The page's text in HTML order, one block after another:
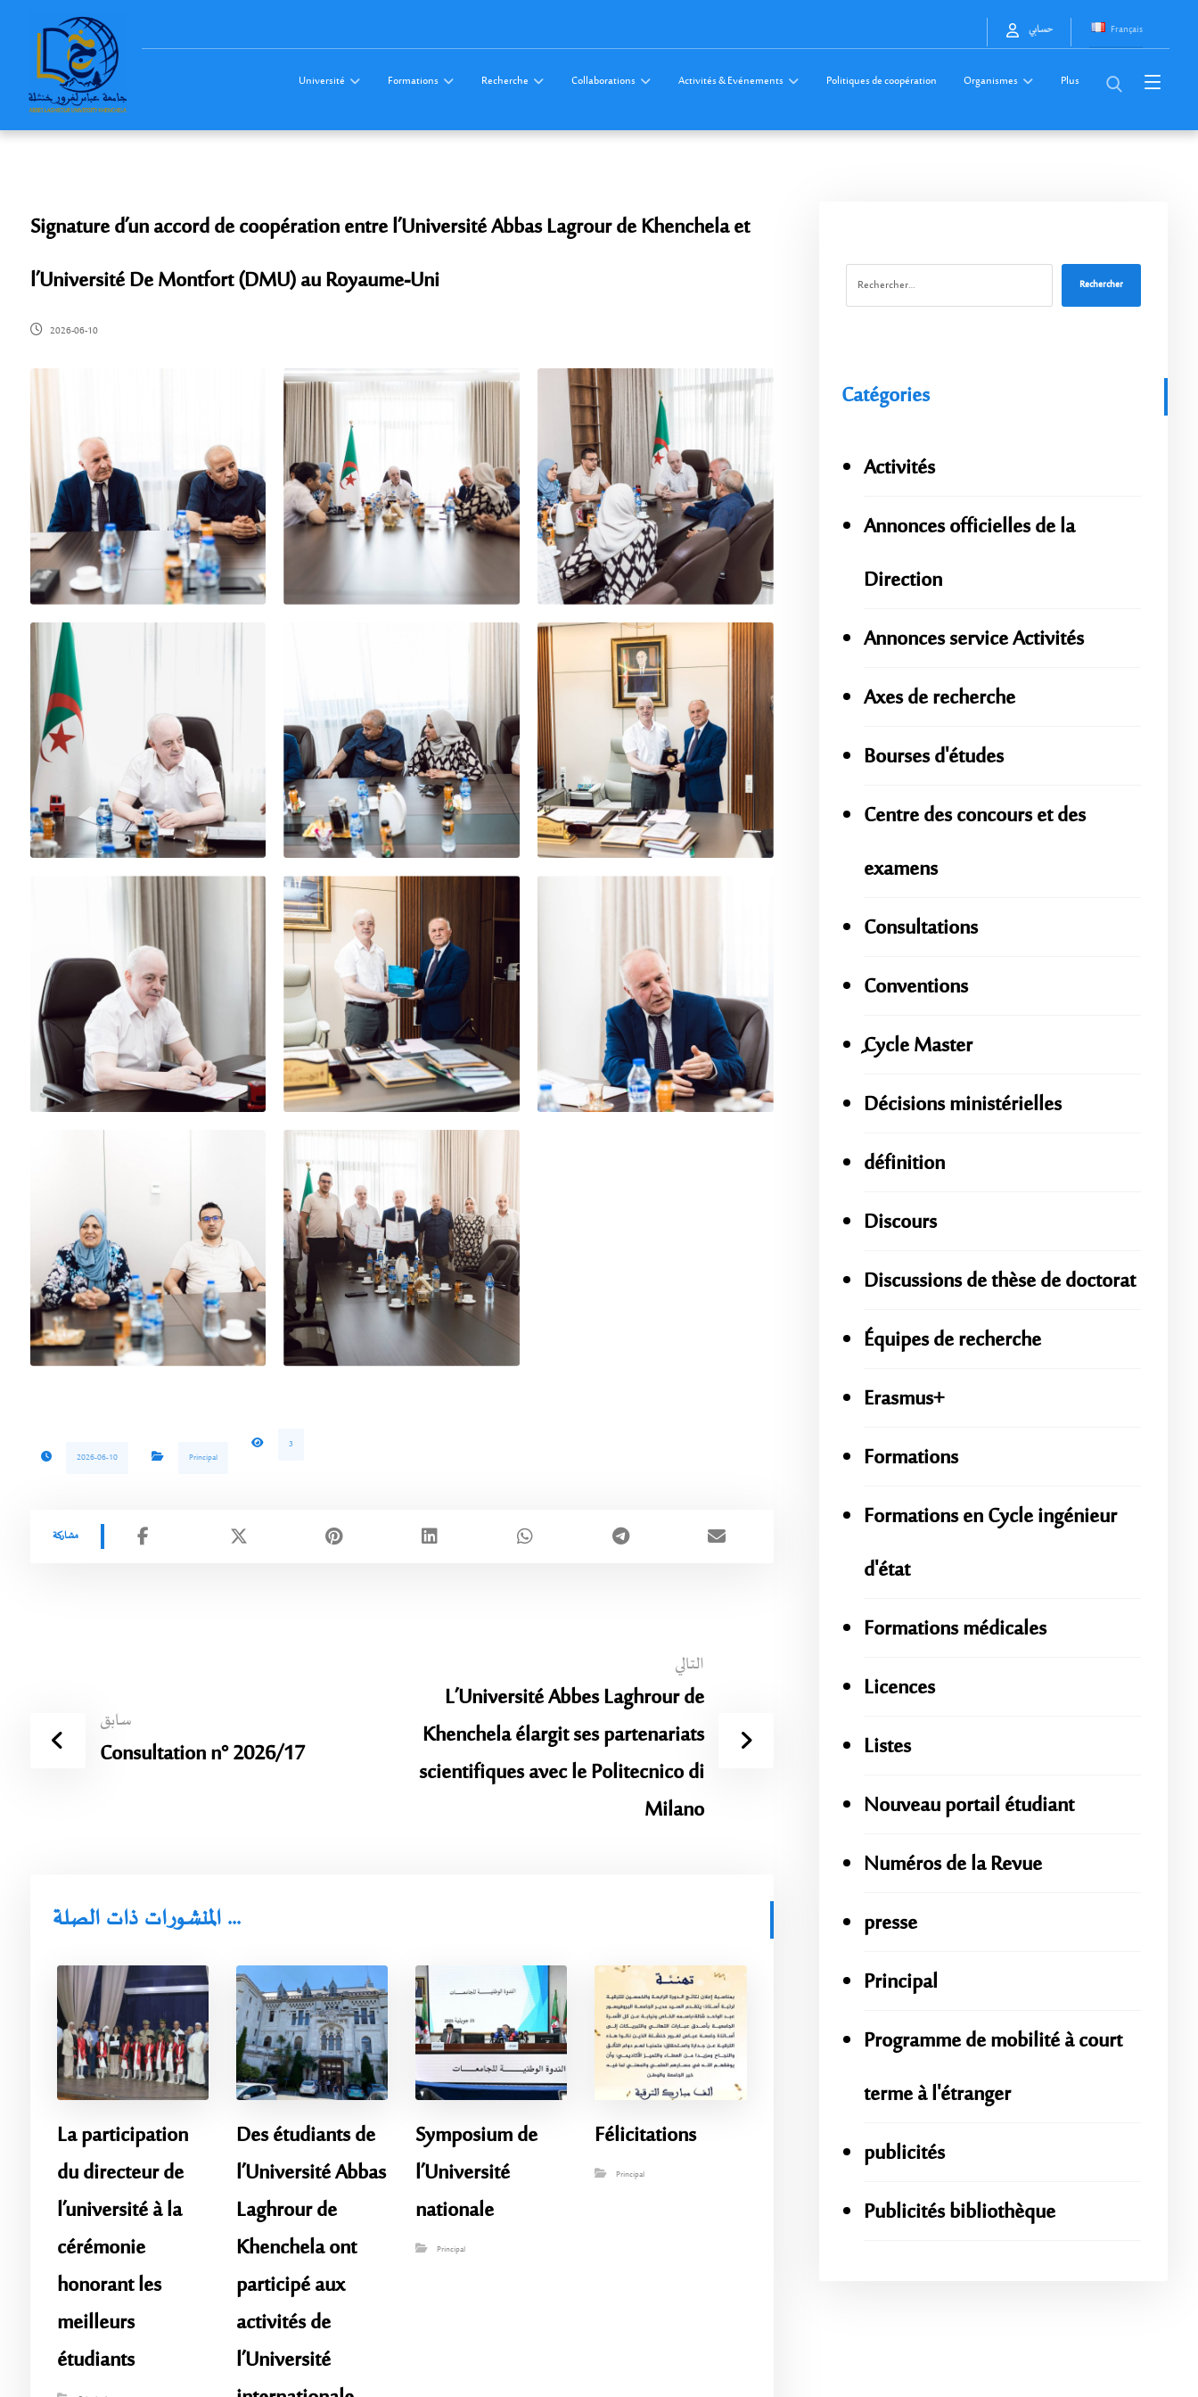
Français حسابي
Université Formations Recherche Collaborations Activités & Evénements Politiques de coopération Organismes Plus
Signature d’un accord de coopération entre l’Université Abbas Lagrour de Khenchela et
l’Université De Montfort (DMU) au Royaume-Uni
2026-06-10
2026-06-10 Principal
3
سابق
Consultation n° 2026/17
التالي
L’Université Abbes Laghrour de
Khenchela élargit ses partenariats
scientifiques avec le Politecnico di
Milano
المنشورات ذات الصلة ...
La participation
du directeur de
l’université à la
cérémonie
honorant les
meilleurs
étudiants
Des étudiants de
l’Université Abbas
Laghrour de
Khenchela ont
participé aux
activités de
l’Université
Symposium de
l’Université
nationale
Principal
Félicitations
Principal
Rechercher
Catégories
Activités
Annonces officielles de la
Direction
Annonces service Activités
Axes de recherche
Bourses d'études
Centre des concours et des
examens
Consultations
Conventions
ِِِCycle Master
Décisions ministérielles
définition
Discours
Discussions de thèse de doctorat
Équipes de recherche
Erasmus+
Formations
Formations en Cycle ingénieur
d'état
Formations médicales
Licences
Listes
Nouveau portail étudiant
Numéros de la Revue
presse
Principal
Programme de mobilité à court
terme à l'étranger
publicités
Publicités bibliothèque